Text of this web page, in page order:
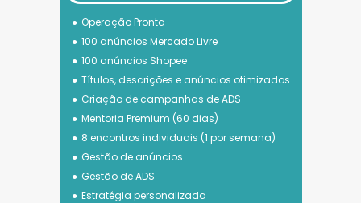
Operação Pronta
100 anúncios Mercado Livre
100 anúncios Shopee
Títulos, descrições e anúncios otimizados
Criação de campanhas de ADS
Mentoria Premium (60 dias)
8 encontros individuais (1 por semana)
Gestão de anúncios
Gestão de ADS
Estratégia personalizada